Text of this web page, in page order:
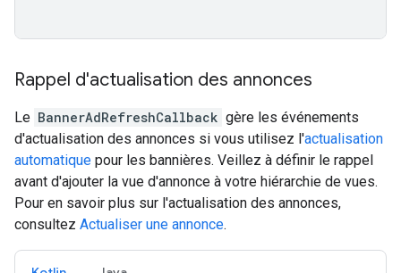
Rappel d'actualisation des annonces
Le BannerAdRefreshCallback gère les événements
d'actualisation des annonces si vous utilisez l'actualisation
automatique pour les bannières. Veillez à définir le rappel
avant d'ajouter la vue d'annonce à votre hiérarchie de vues.
Pour en savoir plus sur l'actualisation des annonces,
consultez Actualiser une annonce.